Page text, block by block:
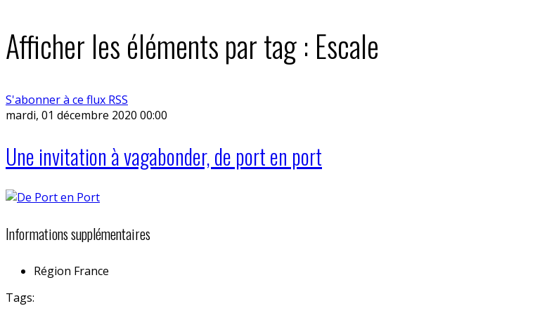
Afficher les éléments par tag : Escale
S'abonner à ce flux RSS
mardi, 01 décembre 2020 00:00
Une invitation à vagabonder, de port en port
Informations supplémentaires
Région France
Tags: